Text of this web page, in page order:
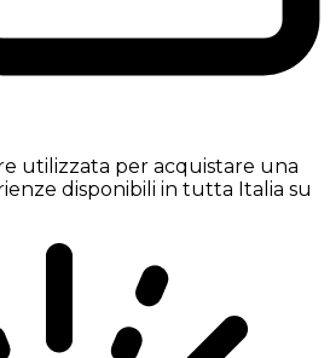
utilizzata per acquistare una
disponibili in tutta Italia su